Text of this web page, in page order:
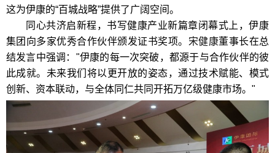
这为伊康的“百城战略”提供了广阔空间。
同心共济启新程，书写健康产业新篇章闭幕式上，伊康
集团向多家优秀合作伙伴颁发证书奖项。 宋健康董事长在总
结发言中强调："伊康的每一次突破，都源于与合作伙伴的彼
此成就。未来我们将以更开放的姿态，通过技术赋能、模式
创新、资本联动，与全体同仁共同开拓万亿级健康市场。"